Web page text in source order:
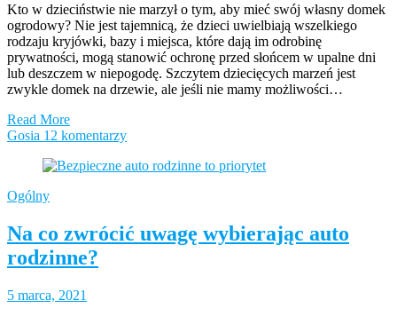
Kto w dzieciństwie nie marzył o tym, aby mieć swój własny domek
ogrodowy? Nie jest tajemnicą, że dzieci uwielbiają wszelkiego
rodzaju kryjówki, bazy i miejsca, które dają im odrobinę
prywatności, mogą stanowić ochronę przed słońcem w upalne dni
lub deszczem w niepogodę. Szczytem dziecięcych marzeń jest
zwykle domek na drzewie, ale jeśli nie mamy możliwości…
Read More
Gosia 12 komentarzy
Ogólny
Na co zwrócić uwagę wybierając auto
rodzinne?
5 marca, 2021